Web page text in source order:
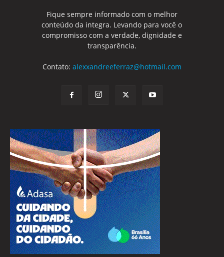
Fique sempre informado com o melhor
conteúdo da integra. Levando para você o
compromisso com a verdade, dignidade e
transparência.
Contato: alexxandreeferraz@hotmail.com